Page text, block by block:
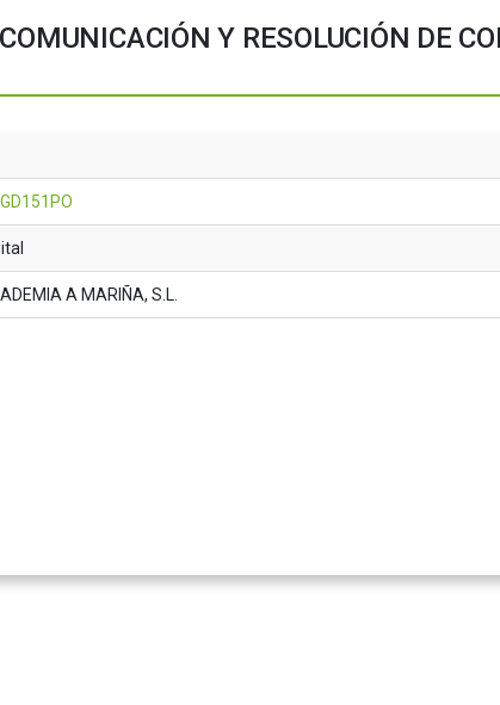
Y RESOLUCIÓN DE
A MARIÑA, S.L.